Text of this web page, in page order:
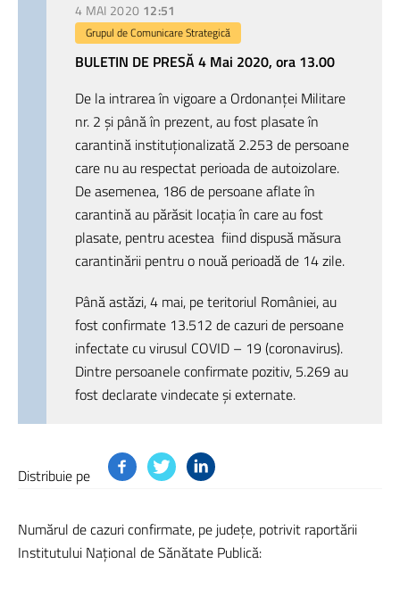
4 MAI 2020 12:51
Grupul de Comunicare Strategică
BULETIN DE PRESĂ 4 Mai 2020, ora 13.00
De la intrarea în vigoare a Ordonanței Militare
nr. 2 și până în prezent, au fost plasate în
carantină instituționalizată 2.253 de persoane
care nu au respectat perioada de autoizolare.
De asemenea, 186 de persoane aflate în
carantină au părăsit locația în care au fost
plasate, pentru acestea fiind dispusă măsura
carantinării pentru o nouă perioadă de 14 zile.
Până astăzi, 4 mai, pe teritoriul României, au
fost confirmate 13.512 de cazuri de persoane
infectate cu virusul COVID – 19 (coronavirus).
Dintre persoanele confirmate pozitiv, 5.269 au
fost declarate vindecate și externate.
Distribuie pe
Numărul de cazuri confirmate, pe județe, potrivit raportării
Institutului Național de Sănătate Publică: